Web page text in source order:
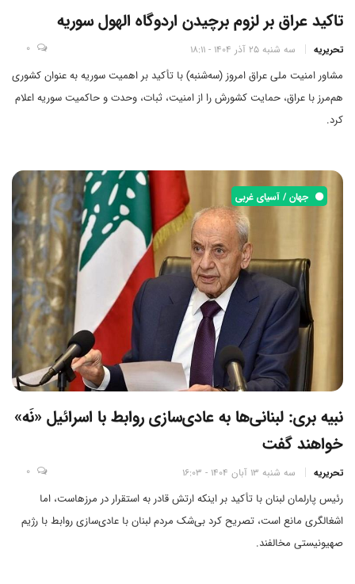
تاکید عراق بر لزوم برچیدن اردوگاه الهول سوریه
تحریریه سه شنبه 25 آذر 1404 - 18:11 0
مشاور امنیت ملی عراق امروز (سه‌شنبه) با تأکید بر اهمیت سوریه به عنوان کشوری
هم‌مرز با عراق، حمایت کشورش را از امنیت، ثبات، وحدت و حاکمیت سوریه اعلام
کرد.
جهان / آسیای غربی
نبیه بری: لبنانی‌ها به عادی‌سازی روابط با اسرائیل «نَه»
خواهند گفت
تحریریه سه شنبه 13 آبان 1404 - 16:03 0
رئیس پارلمان لبنان با تأکید بر اینکه ارتش قادر به استقرار در مرزهاست، اما
اشغالگری مانع است، تصریح کرد بی‌شک مردم لبنان با عادی‌سازی روابط با رژیم
صهیونیستی مخالفند.